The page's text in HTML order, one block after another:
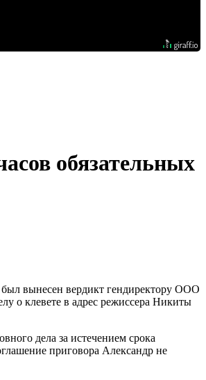
обязательных
вынесен вердикт гендиректору ООО
о клевете в адрес режиссера Никиты
дела за истечением срока
приговора Александр не